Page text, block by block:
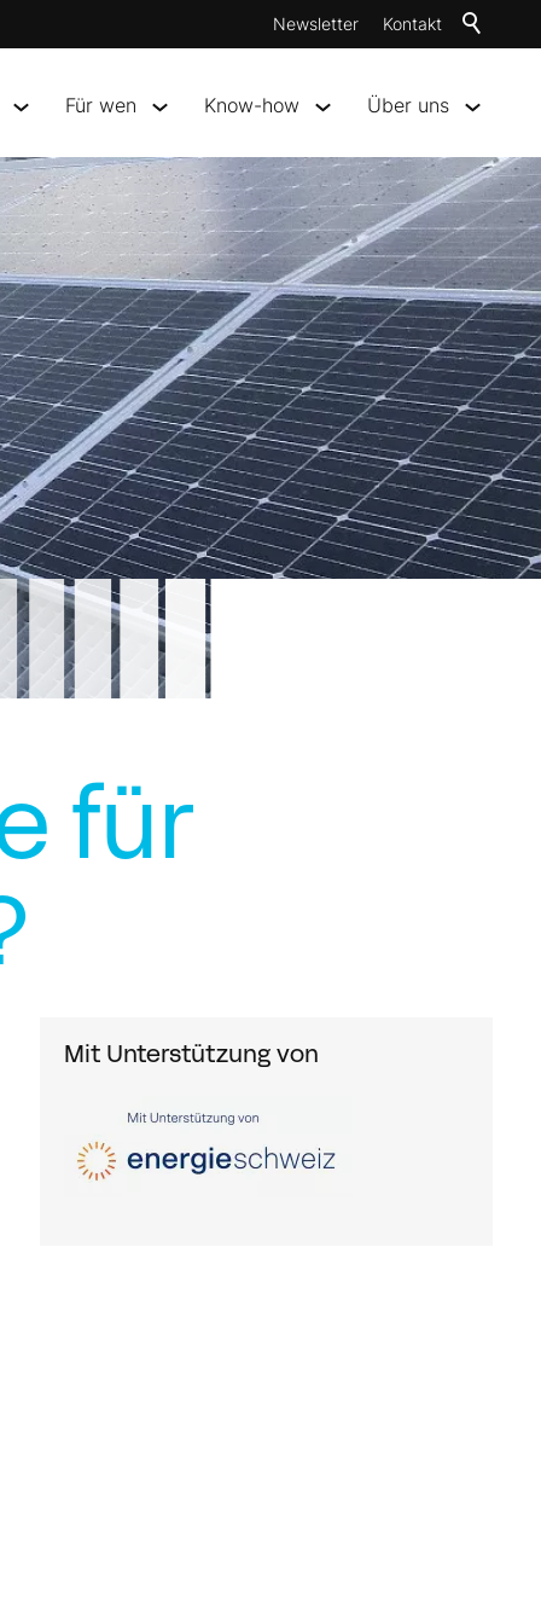
Newsletter Kontakt
Für wen Know-how Über uns
für
Mit Unterstützung von